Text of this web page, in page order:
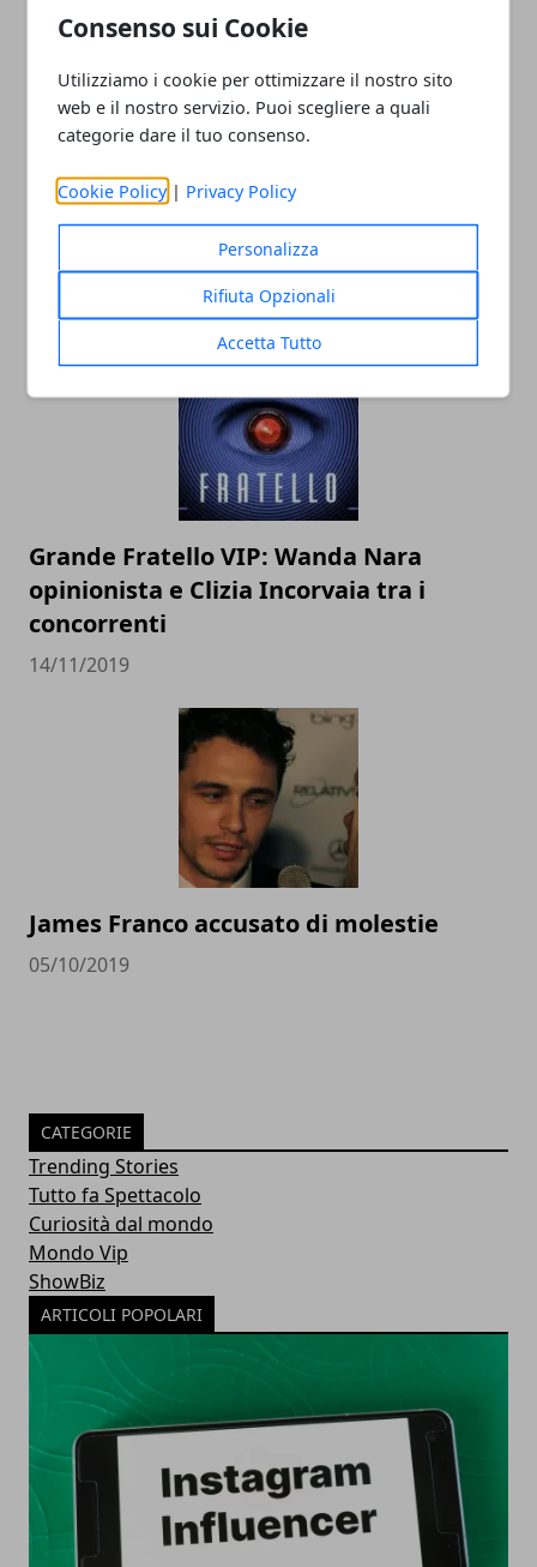
Consenso sui Cookie
Utilizziamo i cookie per ottimizzare il nostro sito
web e il nostro servizio. Puoi scegliere a quali
categorie dare il tuo consenso.
Cookie Policy | Privacy Policy
Personalizza
Rifiuta Opzionali
Accetta Tutto
T-shirt con le scritte: ecco cosa hanno
Grande Fratello VIP: Wanda Nara
opinionista e Clizia Incorvaia tra i
concorrenti
14/11/2019
James Franco accusato di molestie
05/10/2019
CATEGORIE
Trending Stories
Tutto fa Spettacolo
Curiosità dal mondo
Mondo Vip
ShowBiz
ARTICOLI POPOLARI